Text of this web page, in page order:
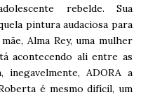
rebelde. Sua
pintura audaciosa para
Alma Rey, uma mulher
acontecendo ali entre as
inegavelmente, ADORA a
é mesmo difícil, um